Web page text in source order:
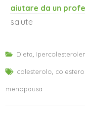
aiutare da un
salute
Dieta,
colesterolo,
menopausa